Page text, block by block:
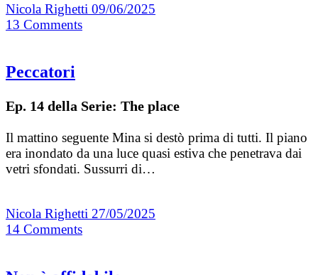
Nicola Righetti 09/06/2025
13 Comments
Peccatori
Ep. 14 della Serie: The place
Il mattino seguente Mina si destò prima di tutti. Il piano
era inondato da una luce quasi estiva che penetrava dai
vetri sfondati. Sussurri di…
Nicola Righetti 27/05/2025
14 Comments